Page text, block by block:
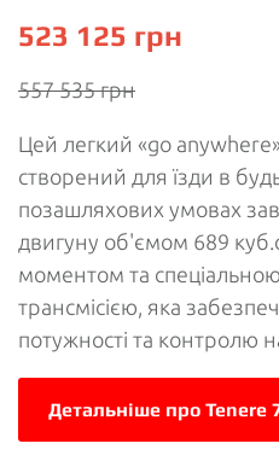
523 125 грн
557 535грн
Цей легкий «go
створений для їзди в
позашляхових умовах
двигуну об'ємом 689
моментом та
трансмісією, яка
потужності та контролю
Детальніше про Tenere